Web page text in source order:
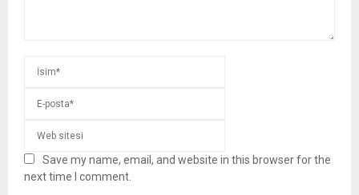
Save my name, email, and website in this browser for the
next time I comment.